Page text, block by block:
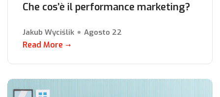
Che cos’è il performance marketing?
Jakub Wyciślik Agosto 22
Read More